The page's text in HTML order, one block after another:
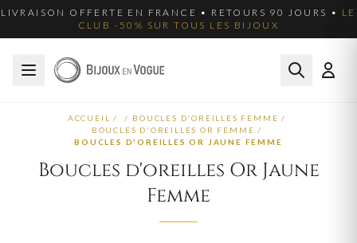
LIVRAISON OFFERTE EN FRANCE • RETOURS 90 JOURS • LE
CLUB -50% SUR TOUS LES BIJOUX
ACCUEIL / / BOUCLES D'OREILLES FEMME /
BOUCLES D'OREILLES OR FEMME /
BOUCLES D'OREILLES OR JAUNE FEMME
Boucles d'oreilles Or Jaune
Femme